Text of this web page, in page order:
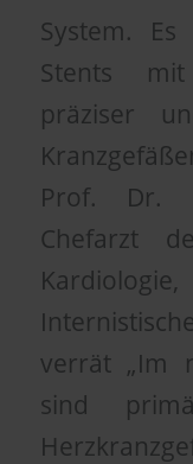
System.
Stents mit
präziser
Prof. Dr.
Chefarzt
verrät „Im
sind